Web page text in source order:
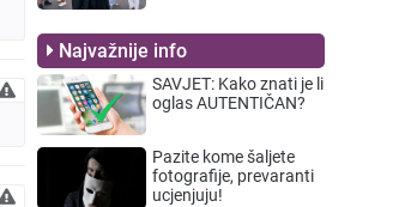
Najvažnije info
SAVJET: Kako znati je li
oglas AUTENTIČAN?
Pazite kome šaljete
fotografije, prevaranti
ucjenjuju!